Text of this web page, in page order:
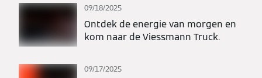
09/18/2025
Ontdek de energie van morgen en
kom naar de Viessmann Truck.
09/17/2025